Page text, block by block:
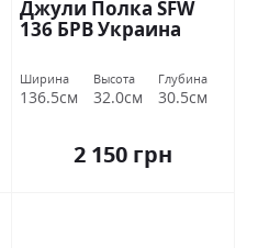
Джули Полка SFW
136 БРВ Украина
Ширина
136.5см
Высота
32.0см
Глубина
30.5см
2 150 грн